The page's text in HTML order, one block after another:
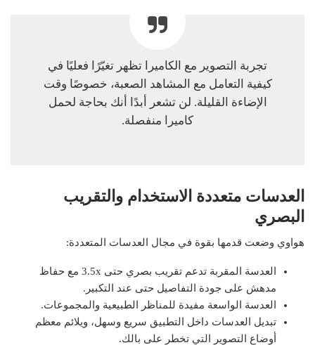
تجربة التصوير مع الكاميرا تظهر تغيّرًا فعليًا في
كيفية التعامل مع المشاهد الصعبة، خصوصًا وقت
الإضاءة القليلة. لن تشعر أبدًا أنك بحاجة لحمل
كاميرا منفصلة.
العدسات متعددة الاستخدام والتقريب
البصري
هواوي وضعت قدمها بقوة في مجال العدسات المتعددة:
العدسة المقربة تدعم تقريب بصري حتى 3.5x مع حفاظ
مدهش على جودة التفاصيل حتى عند التكبير.
العدسة الواسعة مفيدة للمناظر الطبيعية والمجموعات.
تبديل العدسات داخل التطبيق سريع وسهل، ويلائم معظم
أوضاع التصوير التي تخطر على بالك.